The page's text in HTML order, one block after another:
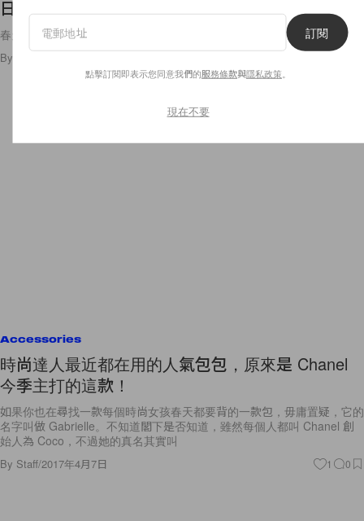
日注入一點大自然色彩！
春天來臨，自然界的萬物也充滿著生氣。以北歐式簡約風格見稱的 COS
By
Accessories
時尚達人最近都在用的人氣包包，原來是 Chanel
今季主打的這款！
如果你也在尋找一款每個時尚女孩春天都要背的一款包，毋庸置疑，它的
名字叫做 Gabrielle。不知道閣下是否知道，雖然每個人都叫 Chanel 創
始人為 Coco，不過她的真名其實叫
By Staff/2017年4月7日 1 0
訂閱
點擊訂閱即表示您同意我們的服務條款與隱私政策
現在不要